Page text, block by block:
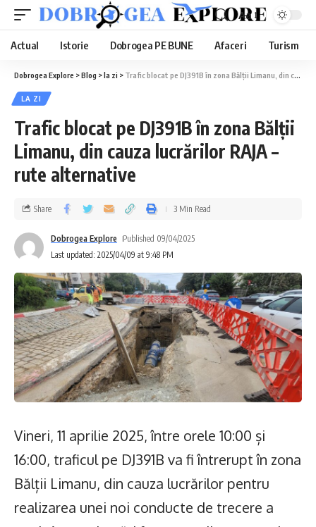
Aa
Actual Istorie Dobrogea PE BUNE Afaceri Turism
Dobrogea Explore >Blog >la zi > Trafic blocat pe DJ391B în zona Bălții Limanu, din cauza lucrărilor RAJA – rute alternative
LA ZI
Trafic blocat pe DJ391B în zona Bălții
Limanu, din cauza lucrărilor RAJA –
rute alternative
Last updated: 2025/04/09 at 9:48 PM
Dobrogea Explore Published 09/04/2025
Share 3 Min Read
Vineri, 11 aprilie 2025, între orele 10:00 și
16:00, traficul pe DJ391B va fi întrerupt în zona
Bălții Limanu, din cauza lucrărilor pentru
realizarea unei noi conducte de trecere a